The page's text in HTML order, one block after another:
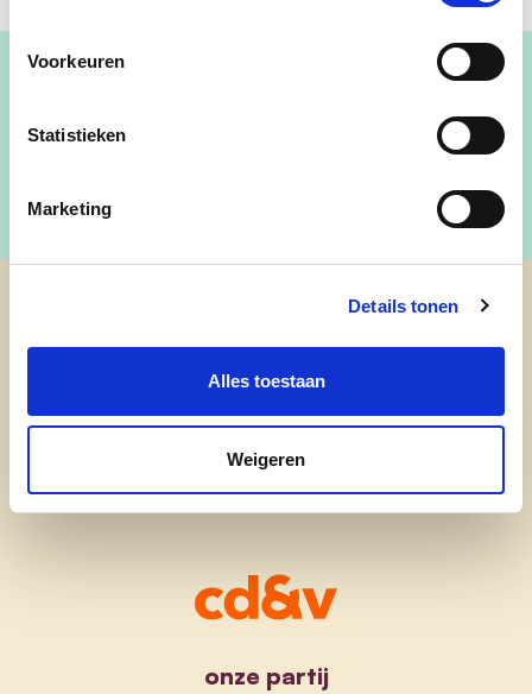
Voorkeuren
Statistieken
Marketing
Details tonen
Alles toestaan
Weigeren
onze partij